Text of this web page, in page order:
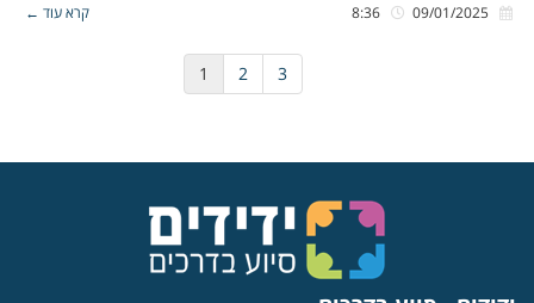
קרא עוד ←
1 2 3